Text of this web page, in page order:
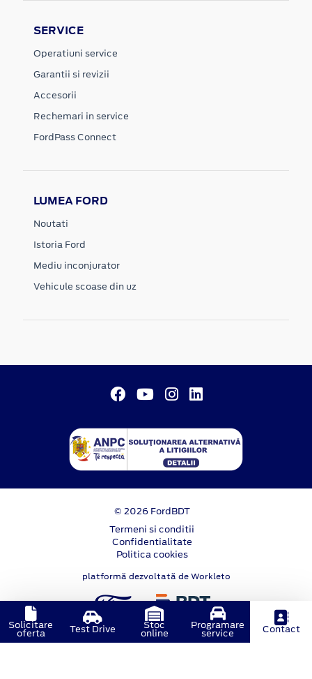
SERVICE
Operatiuni service
Garantii si revizii
Accesorii
Rechemari in service
FordPass Connect
LUMEA FORD
Noutati
Istoria Ford
Mediu inconjurator
Vehicule scoase din uz
© 2026 FordBDT
Termeni si conditii
Confidentialitate
Politica cookies
platformă dezvoltată de Workleto
Solicitare
oferta Test Drive Stoc
online
Programare
service Contact